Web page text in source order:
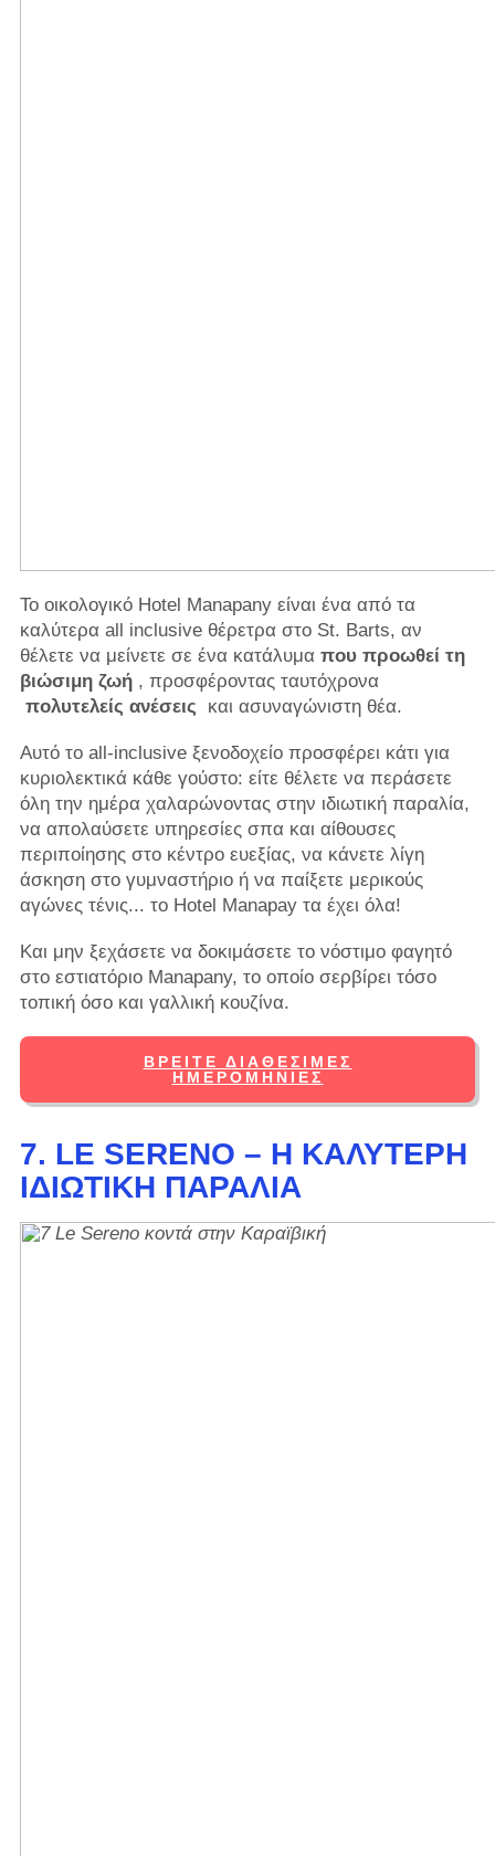
Το οικολογικό Hotel Manapany είναι ένα από τα
καλύτερα all inclusive θέρετρα στο St. Barts, αν
θέλετε να μείνετε σε ένα κατάλυμα που προωθεί τη
βιώσιμη ζωή, προσφέροντας ταυτόχρονα
πολυτελείς ανέσεις και ασυναγώνιστη θέα.
Αυτό το all-inclusive ξενοδοχείο προσφέρει κάτι για
κυριολεκτικά κάθε γούστο: είτε θέλετε να περάσετε
όλη την ημέρα χαλαρώνοντας στην ιδιωτική παραλία,
να απολαύσετε υπηρεσίες σπα και αίθουσες
περιποίησης στο κέντρο ευεξίας, να κάνετε λίγη
άσκηση στο γυμναστήριο ή να παίξετε μερικούς
αγώνες τένις... το Hotel Manapay τα έχει όλα!
Και μην ξεχάσετε να δοκιμάσετε το νόστιμο φαγητό
στο εστιατόριο Manapany, το οποίο σερβίρει τόσο
τοπική όσο και γαλλική κουζίνα.
ΒΡΕΊΤΕ ΔΙΑΘΈΣΙΜΕΣ
ΗΜΕΡΟΜΗΝΊΕΣ
7. LE SERENO – Η ΚΑΛΎΤΕΡΗ
ΙΔΙΩΤΙΚΉ ΠΑΡΑΛΊΑ